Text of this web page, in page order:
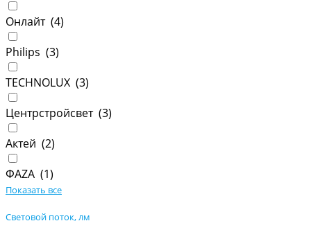
Онлайт (4)
Philips (3)
TECHNOLUX (3)
Центрстройсвет (3)
Актей (2)
ФАZА (1)
Показать все
Cветовой поток, лм